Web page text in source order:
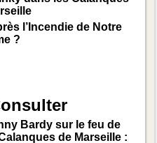
l’Incendie de Notre
?
Bardy sur le feu de
de Marseille :